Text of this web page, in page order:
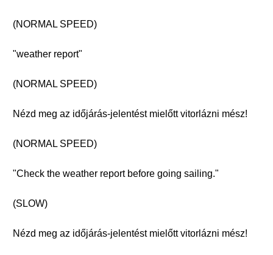
(NORMAL SPEED)
"weather report"
(NORMAL SPEED)
Nézd meg az időjárás-jelentést mielőtt vitorlázni mész!
(NORMAL SPEED)
"Check the weather report before going sailing."
(SLOW)
Nézd meg az időjárás-jelentést mielőtt vitorlázni mész!